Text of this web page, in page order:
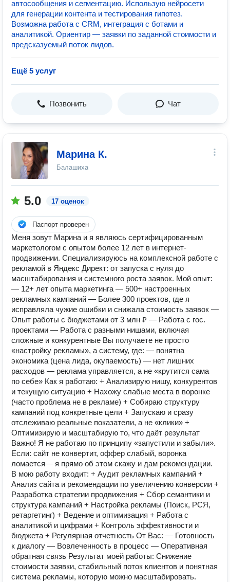
автосообщения и сегментацию. Использую нейросети
для генерации контента и тестирования гипотез.
Возможна работа с CRM, интеграция с ботами и
аналитикой. Ориентир — заявки по заданной стоимости и
предсказуемый поток лидов.
Ещё 5 услуг
Позвонить Чат
Марина К.
Балашиха
5.0 17 оценок
Паспорт проверен
Меня зовут Марина и я являюсь сертифицированным
маркетологом с опытом более 12 лет в интернет-
продвижении. Специализируюсь на комплексной работе с
рекламой в Яндекс Директ: от запуска с нуля до
масштабирования и системного роста заявок. Мой опыт:
— 12+ лет опыта маркетинга — 500+ настроенных
рекламных кампаний — Более 300 проектов, где я
исправляла чужие ошибки и снижала стоимость заявок —
Опыт работы с бюджетами от 3 млн ₽ — Работа с гос.
проектами — Работа с разными нишами, включая
сложные и конкурентные Вы получаете не просто
«настройку рекламы», а систему, где: — понятна
экономика (цена лида, окупаемость) — нет лишних
расходов — реклама управляется, а не «крутится сама
по себе» Как я работаю: + Анализирую нишу, конкурентов
и текущую ситуацию + Нахожу слабые места в воронке
(часто проблема не в рекламе) + Собираю структуру
кампаний под конкретные цели + Запускаю и сразу
отслеживаю реальные показатели, а не «клики» +
Оптимизирую и масштабирую то, что даёт результат
Важно! Я не работаю по принципу «запустили и забыли».
Если: сайт не конвертит, оффер слабый, воронка
ломается— я прямо об этом скажу и дам рекомендации.
В мою работу входит: + Аудит рекламных кампаний +
Анализ сайта и рекомендации по увеличению конверсии +
Разработка стратегии продвижения + Сбор семантики и
структура кампаний + Настройка рекламы (Поиск, РСЯ,
ретаргетинг) + Ведение и оптимизация + Работа с
аналитикой и цифрами + Контроль эффективности и
бюджета + Регулярная отчетность От Вас: — Готовность
к диалогу — Вовлеченность в процесс — Оперативная
обратная связь Результат моей работы: Снижение
стоимости заявки, стабильный поток клиентов и понятная
система рекламы, которую можно масштабировать.